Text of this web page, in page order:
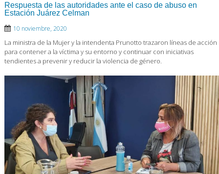
Respuesta de las autoridades ante el caso de abuso en
Estación Juárez Celman
10 noviembre, 2020
La ministra de la Mujer y la intendenta Prunotto trazaron líneas de acción
para contener a la víctima y su entorno y continuar con iniciativas
tendientes a prevenir y reducir la violencia de género.